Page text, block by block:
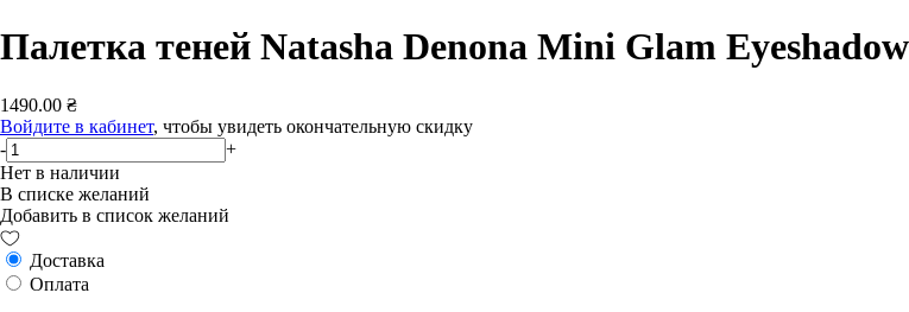
Палетка теней Natasha Denona Mini Glam
1490.00 ₴
Войдите в кабинет, чтобы увидеть окончательную скидку
-
+
Нет в наличии
В списке желаний
Добавить в список желаний
Доставка
Оплата